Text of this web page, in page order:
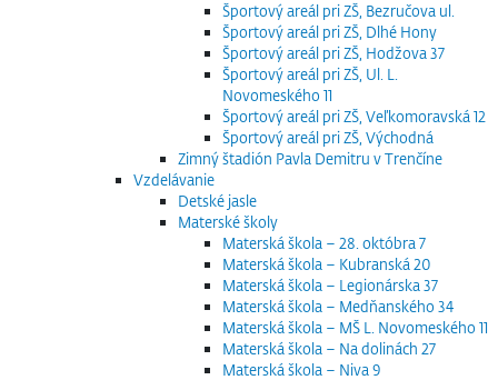
Športový areál pri ZŠ, Bezručova ul.
Športový areál pri ZŠ, Dlhé Hony
Športový areál pri ZŠ, Hodžova 37
Športový areál pri ZŠ, Ul. L.
Novomeského 11
Športový areál pri ZŠ, Veľkomoravská 12
Športový areál pri ZŠ, Východná
Zimný štadión Pavla Demitru v Trenčíne
Vzdelávanie
Detské jasle
Materské školy
Materská škola – 28. októbra 7
Materská škola – Kubranská 20
Materská škola – Legionárska 37
Materská škola – Medňanského 34
Materská škola – MŠ L. Novomeského 11
Materská škola – Na dolinách 27
Materská škola – Niva 9